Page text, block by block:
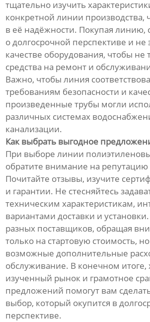
тщательно изучить
конкретной линии производства,
в её надёжности. Покупая линию,
о долгосрочной перспективе и не
качестве оборудования, чтобы не
средства на ремонт и
Важно, чтобы линия
требованиям безопасности и
произведенные трубы могли
различных системах
канализации.
Как выбрать выгодное
При выборе линии
обратите внимание на
Почитайте отзывы, изучите
и гарантии. Не стесняйтесь
техническим характеристикам,
вариантами доставки и
разных поставщиков, обращая
только на стартовую стоимость,
возможные дополнительные
обслуживание. В конечном
изученный рынок и грамотное
предложений помогут вам
выбор, который окупится в
перспективе.